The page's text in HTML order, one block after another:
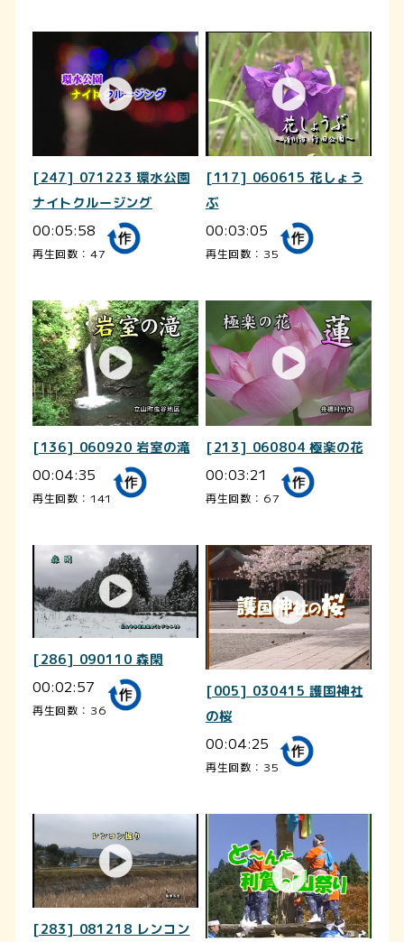
[247] 071223 環水公園
ナイトクルージング
00:05:58
再生回数：47
[117] 060615 花しょう
ぶ
00:03:05
再生回数：35
[136] 060920 岩室の滝
00:04:35
再生回数：141
[213] 060804 極楽の花
00:03:21
再生回数：67
[286] 090110 森閑
00:02:57
再生回数：36
[005] 030415 護国神社
の桜
00:04:25
再生回数：35
[283] 081218 レンコン